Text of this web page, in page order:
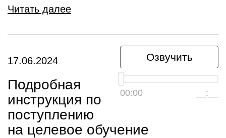
Читать далее
Озвучить
00:00 __:__
17.06.2024
Подробная
инструкция по
поступлению
на целевое обучение